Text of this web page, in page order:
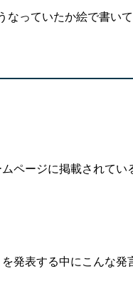
っていたか絵で書いて
ページに掲載されて
発表する中にこんな発